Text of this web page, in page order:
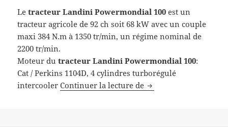
Letracteur Landini Powermondial 100 est un
tracteur agricole de 92 ch soit 68 kW avec un couple
maxi 384 N.m à 1350 tr/min, un régime nominal de
2200 tr/min.
Moteur dutracteur Landini Powermondial 100:
Cat / Perkins 1104D, 4 cylindres turborégulé
intercoolerContinuer la lecture de Tracteur Landini